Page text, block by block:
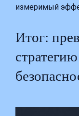
измеримый
Итог: